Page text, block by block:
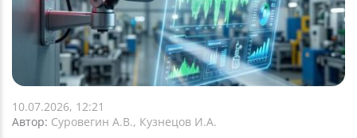
10.07.2026, 12:21
Автор: Суровегин А.В., Кузнецов И.А.